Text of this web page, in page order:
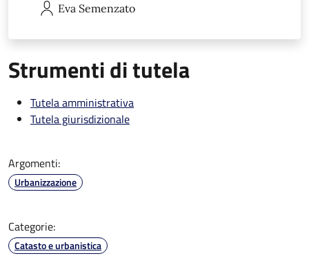
Eva Semenzato
Strumenti di tutela
Tutela amministrativa
Tutela giurisdizionale
Argomenti:
Urbanizzazione
Categorie:
Catasto e urbanistica